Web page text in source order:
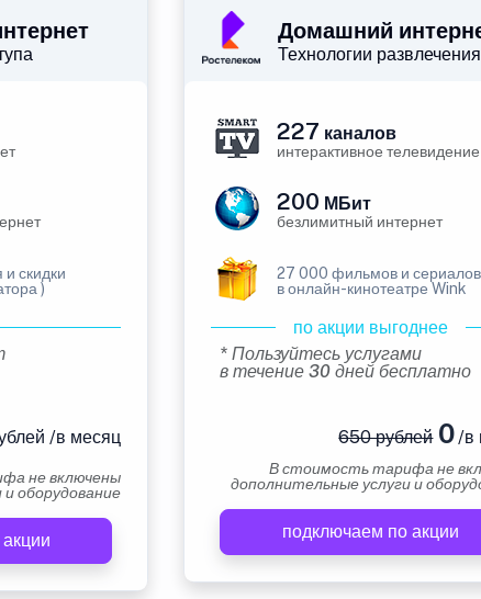
скидки
)
/в месяц
не включены
оборудование
Домашний
Технологии развлечения
227 каналов
интерактивное телевидение
200 МБит
безлимитный интернет
27 000 фильмов и сериалов
в онлайн-кинотеатре Wink
по акции выгоднее
* Пользуйтесь услугами
в течение 30 дней бесплатно
650 рублей0/в
В стоимость тарифа не
дополнительные услуги и
подключаем по акции